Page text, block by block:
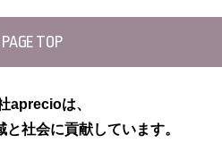
PAGE TOP
aprecioは、
社会に貢献しています。